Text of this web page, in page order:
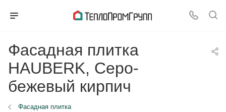
Фасадная плитка
HAUBERK, Серо-
бежевый кирпич
Фасадная плитка